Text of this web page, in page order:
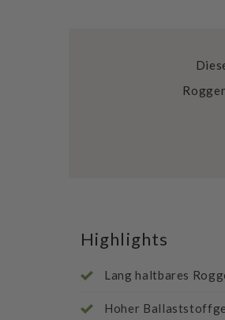
Highlights
Lang haltbares
Hoher